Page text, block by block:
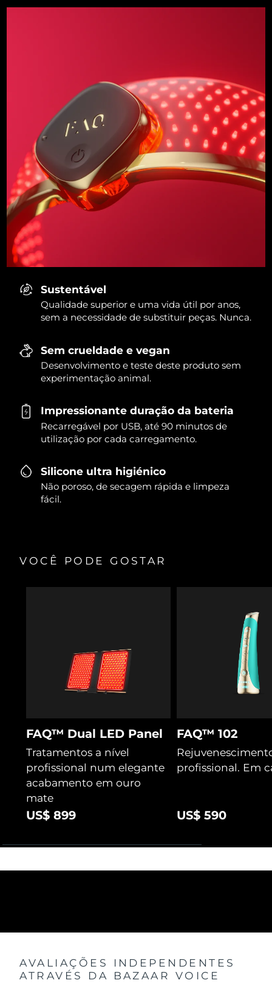
Sustentável
Qualidade superior e uma vida útil por anos,
sem a necessidade de substituir peças. Nunca.
Sem crueldade e vegan
Desenvolvimento e teste deste produto sem
experimentação animal.
Impressionante duração da bateria
Recarregável por USB, até 90 minutos de
utilização por cada carregamento.
Silicone ultra higiénico
Não poroso, de secagem rápida e limpeza
fácil.
VOCÊ PODE GOSTAR
FAQ™ Dual LED Panel
Tratamentos a nível
profissional num elegante
acabamento em ouro
mate
US$ 899
FAQ™ 102
profissional. Em
US$ 590
AVALIAÇÕES INDEPENDENTES
ATRAVÉS DA BAZAAR VOICE